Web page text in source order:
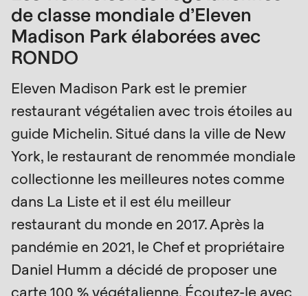
Etats-Unis · FR
Events
Newsletter
is
deprecated
in
Drupal\rondo_contact\ContactService-
>Drupal\rondo_contact\
{closure}
()
592
of
modules/custom/rondo_contact/src/
Deprecated
mb_substr():
de classe mondiale d’Eleven
Madison Park élaborées avec
RONDO
Eleven Madison Park est le premier
restaurant végétalien avec trois étoiles au
guide Michelin. Situé dans la ville de New
York, le restaurant de renommée mondiale
collectionne les meilleures notes comme
dans La Liste et il est élu meilleur
restaurant du monde en 2017. Après la
pandémie en 2021, le Chef et propriétaire
Daniel Humm a décidé de proposer une
carte 100 % végétalienne. Écoutez-le avec